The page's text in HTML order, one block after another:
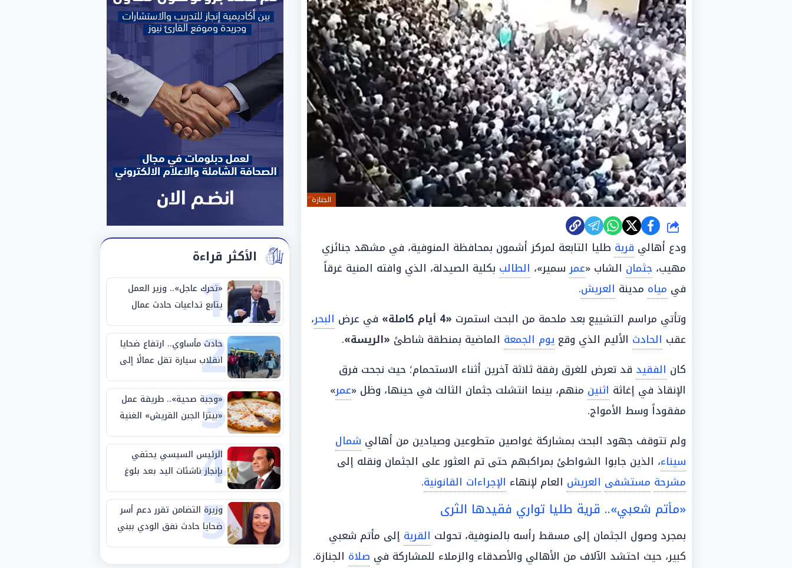
الجنازة
شارك
ودع أهالي قرية طليا التابعة لمركز أشمون بمحافظة المنوفية، في مشهد جنائزي
مهيب، جثمان الشاب «عمرسمير»، الطالب بكلية الصيدلة، الذي وافته المنية غرقاً
في مياه مدينة العريش.
وتأتي مراسم التشييع بعد ملحمة من البحث استمرت «4 أيام كاملة» في عرض البحر،
عقب الحادث الأليم الذي وقعيوم الجمعة الماضية بمنطقة شاطئ «الريسة».
كان الفقيد قد تعرض للغرق رفقة ثلاثة آخرين أثناء الاستحمام؛ حيث نجحت فرق
الإنقاذ في إغاثة اثنين منهم، بينما انتشلت جثمان الثالث في حينها، وظل «عمر»
مفقوداً وسط الأمواج.
ولم تتوقف جهود البحث بمشاركة غواصين متطوعين وصيادين من أهالي شمال
سيناء، الذين جابوا الشواطئ بمراكبهم حتى تم العثور على الجثمان ونقله إلى
مشرحة مستشفى العريش العام لإنهاء الإجراءات القانونية.
«مأتم شعبي».. قرية طليا تواري فقيدها الثرى
بمجرد وصول الجثمان إلى مسقط رأسه بالمنوفية، تحولت القرية إلى مأتم شعبي
كبير، حيث احتشد الآلاف من الأهالي والأصدقاء والزملاء للمشاركة في صلاة الجنازة.
الأكثر قراءة
1
«تحرك عاجل».. وزير العمل
يتابع تداعيات حادث عمال
طريق بني سويف الصحراوي
2
حادث مأساوي.. ارتفاع ضحايا
انقلاب سيارة تقل عمالًا إلى
14 شخصًا
3
«وجبة صحية».. طريقة عمل
«بيتزا الجبن القريش» الغنية
بالبروتين
4
الرئيس السيسي يحتفي
بإنجاز ناشئات اليد بعد بلوغ
نصف نهائي كأس العالم
5
وزيرة التضامن تقرر دعم أسر
ضحايا حادث نفق الودي ببني
سويف